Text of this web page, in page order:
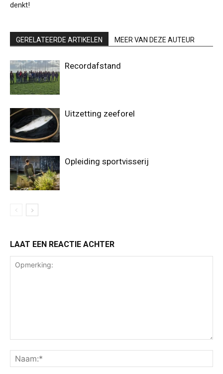
denkt!
GERELATEERDE ARTIKELEN MEER VAN DEZE AUTEUR
Recordafstand
Uitzetting zeeforel
Opleiding sportvisserij
LAAT EEN REACTIE ACHTER